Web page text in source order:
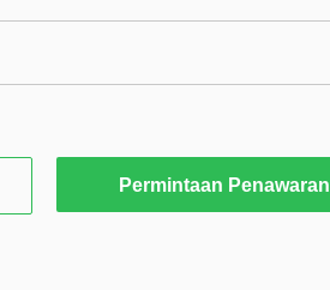
Permintaan Penawaran